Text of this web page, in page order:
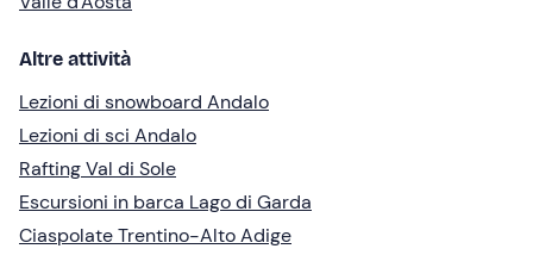
Altre attività
Lezioni di snowboard Andalo
Lezioni di sci Andalo
Rafting Val di Sole
Escursioni in barca Lago di Garda
Ciaspolate Trentino-Alto Adige